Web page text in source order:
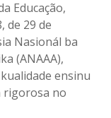
Educação,
de 29 de
Nasionál ba
(ANAAA),
ensinu
rigorosa no